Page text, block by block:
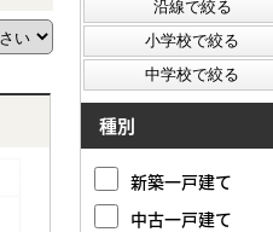
種別
新築一戸建て
中古一戸建て